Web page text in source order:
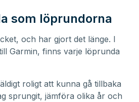
som löprundorna
och har gjort det länge. I
Garmin, finns varje löprunda
roligt att kunna gå tillbaka
sprungit, jämföra olika år och